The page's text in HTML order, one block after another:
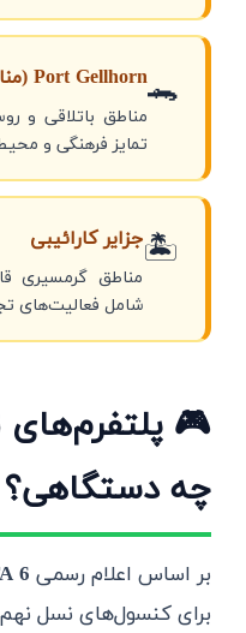
🐊Port Gellhorn (مناطق روستایی)
تمایز فرهنگی و
🏝️جزایر کارائیبی
مناطق گرمسیری
شامل فعالیت‌های
چه دستگاهی؟
بر اساس اعلام رسمی Rockstar، 6
برای کنسول‌های نسل